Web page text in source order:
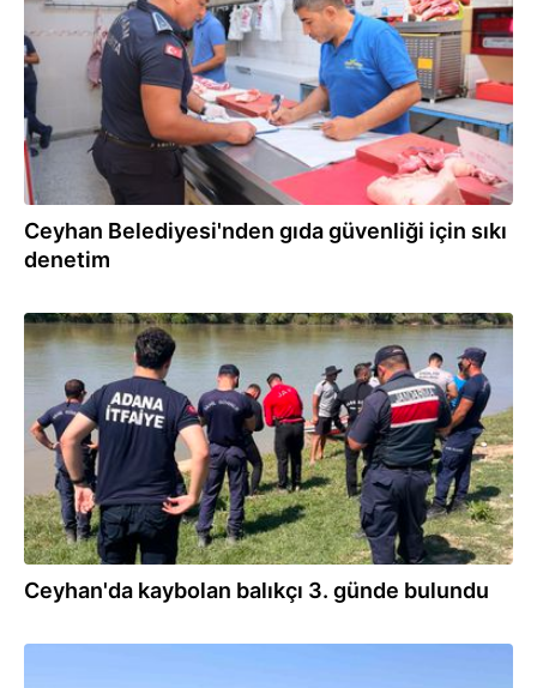
Ceyhan Belediyesi'nden gıda güvenliği için sıkı
denetim
30.07.2026
Ceyhan'da kaybolan balıkçı 3. günde bulundu